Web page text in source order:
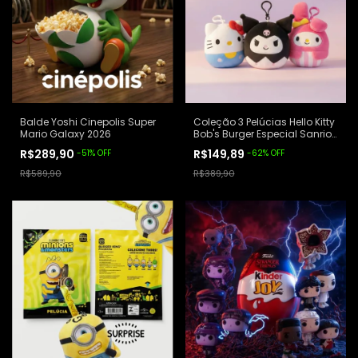
Balde Yoshi Cinepolis Super
Mario Galaxy 2026
R$289,90 -51% OFF
R$589,90
Coleção 3 Pelúcias Hello Kitty
Bob's Burger Especial Sanrio
R$149,89 -62% OFF
R$389,90